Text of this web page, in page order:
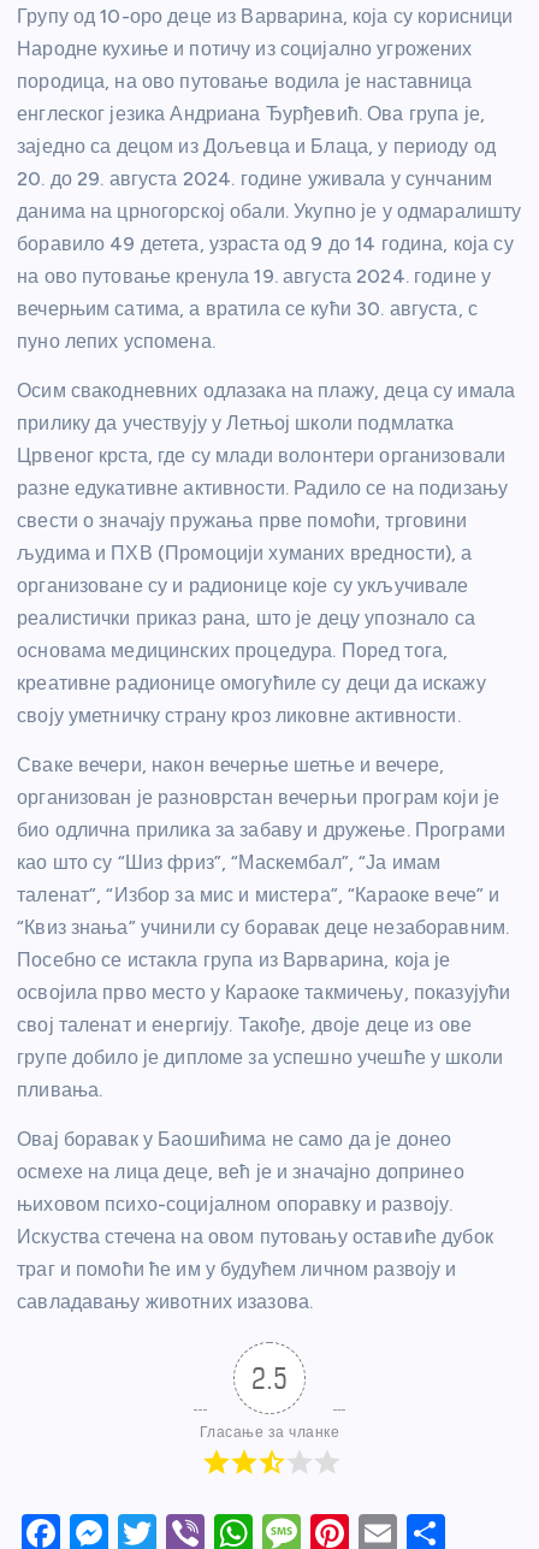
Групу од 10-оро деце из Варварина, која су корисници
Народне кухиње и потичу из социјално угрожених
породица, на ово путовање водила је наставница
енглеског језика Андриана Ђурђевић. Ова група је,
заједно са децом из Дољевца и Блаца, у периоду од
20. до 29. августа 2024. године уживала у сунчаним
данима на црногорској обали. Укупно је у одмаралишту
боравило 49 детета, узраста од 9 до 14 година, која су
на ово путовање кренула 19. августа 2024. године у
вечерњим сатима, а вратила се кући 30. августа, с
пуно лепих успомена.
Осим свакодневних одлазака на плажу, деца су имала
прилику да учествују у Летњој школи подмлатка
Црвеног крста, где су млади волонтери организовали
разне едукативне активности. Радило се на подизању
свести о значају пружања прве помоћи, трговини
људима и ПХВ (Промоцији хуманих вредности), а
организоване су и радионице које су укључивале
реалистички приказ рана, што је децу упознало са
основама медицинских процедура. Поред тога,
креативне радионице омогућиле су деци да искажу
своју уметничку страну кроз ликовне активности.
Сваке вечери, након вечерње шетње и вечере,
организован је разноврстан вечерњи програм који је
био одлична прилика за забаву и дружење. Програми
као што су “Шиз фриз”, “Маскембал”, “Ја имам
таленат”, “Избор за мис и мистера”, “Караоке вече” и
“Квиз знања” учинили су боравак деце незаборавним.
Посебно се истакла група из Варварина, која је
освојила прво место у Караоке такмичењу, показујући
свој таленат и енергију. Такође, двоје деце из ове
групе добило је дипломе за успешно учешће у школи
пливања.
Овај боравак у Баошићима не само да је донео
осмехе на лица деце, већ је и значајно допринео
њиховом психо-социјалном опоравку и развоју.
Искуства стечена на овом путовању оставиће дубок
траг и помоћи ће им у будућем личном развоју и
савладавању животних изазова.
2.5
Гласање за чланке
F
M T
Vi W M Pi E